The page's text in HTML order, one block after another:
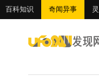
百科知识 奇闻异事